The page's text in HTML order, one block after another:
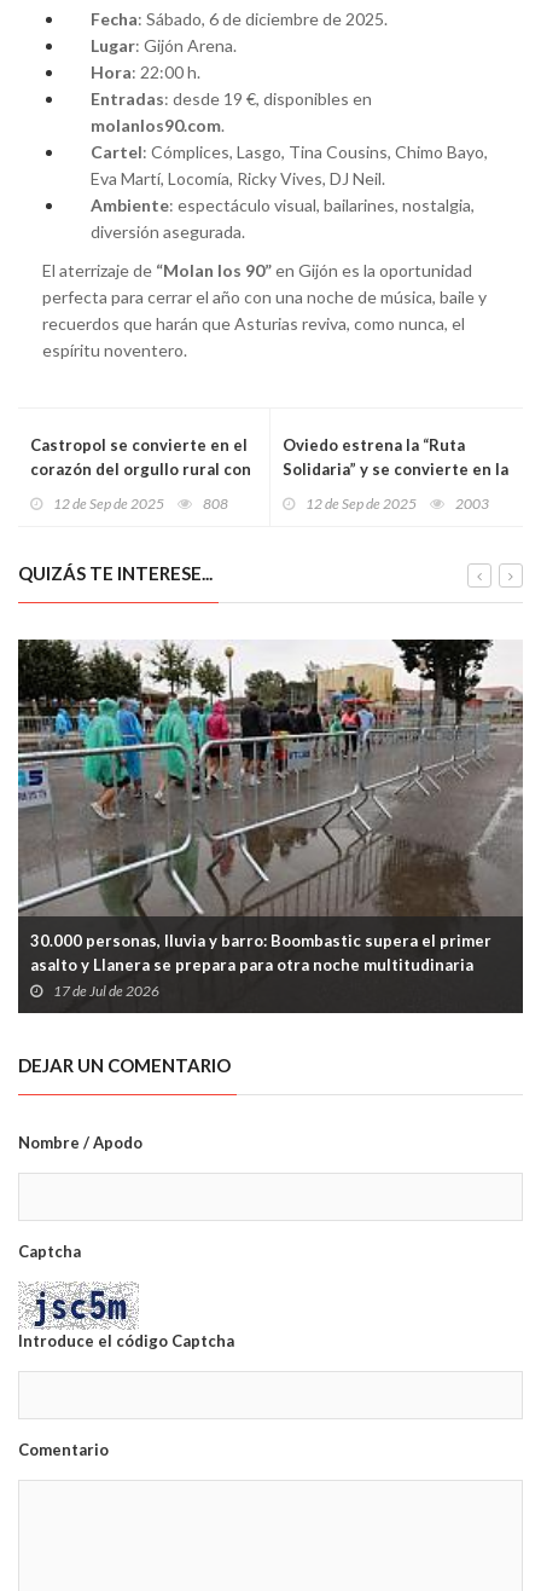
Fecha: Sábado, 6 de diciembre de 2025.
Lugar: Gijón Arena.
Hora: 22:00 h.
Entradas: desde 19 €, disponibles en
molanlos90.com.
Cartel: Cómplices, Lasgo, Tina Cousins, Chimo Bayo,
Eva Martí, Locomía, Ricky Vives, DJ Neil.
Ambiente: espectáculo visual, bailarines, nostalgia,
diversión asegurada.
El aterrizaje de “Molan los 90”en Gijón es la oportunidad
perfecta para cerrar el año con una noche de música, baile y
recuerdos que harán que Asturias reviva, como nunca, el
espíritu noventero.
Castropol se convierte en el
corazón del orgullo rural con
reivindica la vida en los
12 de Sep de 2025 808
Oviedo estrena la “Ruta
Solidaria” y se convierte en la
12 de Sep de 2025 2003
QUIZÁS TE INTERESE...
30.000 personas, lluvia y barro: Boombastic supera el primer
asalto y Llanera se prepara para otra noche multitudinaria
17 de Jul de 2026
DEJAR UN COMENTARIO
Nombre / Apodo
Captcha
Introduce el código Captcha
Comentario